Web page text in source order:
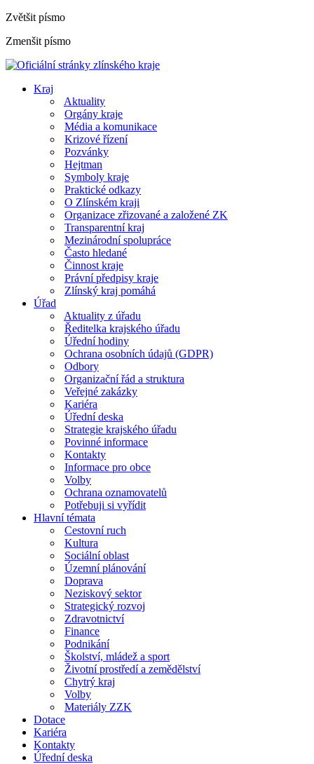
Zvětšit písmo
Zmenšit písmo
Kraj
Aktuality
Orgány kraje
Média a komunikace
Krizové řízení
Pozvánky
Hejtman
Symboly kraje
Praktické odkazy
O Zlínském kraji
Organizace zřizované a založené ZK
Transparentní kraj
Mezinárodní spolupráce
Často hledané
Činnost kraje
Právní předpisy kraje
Zlínský kraj pomáhá
Úřad
Aktuality z úřadu
Ředitelka krajského úřadu
Úřední hodiny
Ochrana osobních údajů (GDPR)
Odbory
Organizační řád a struktura
Veřejné zakázky
Kariéra
Úřední deska
Strategie krajského úřadu
Povinné informace
Kontakty
Informace pro obce
Volby
Ochrana oznamovatelů
Potřebuji si vyřídit
Hlavní témata
Cestovní ruch
Kultura
Sociální oblast
Územní plánování
Doprava
Neziskový sektor
Strategický rozvoj
Zdravotnictví
Finance
Podnikání
Školství, mládež a sport
Životní prostředí a zemědělství
Chytrý kraj
Volby
Materiály ZZK
Dotace
Kariéra
Kontakty
Úřední deska